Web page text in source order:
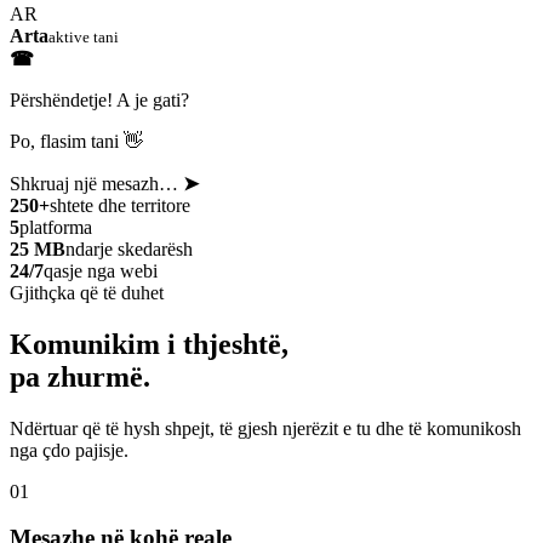
AR
Artaaktive tani
☎
Përshëndetje! A je gati?
Po, flasim tani 👋
Shkruaj një mesazh… ➤
250+shtete dhe territore
5platforma
25 MBndarje skedarësh
24/7qasje nga webi
Gjithçka që të duhet
Komunikim i thjeshtë,
pa zhurmë.
Ndërtuar që të hysh shpejt, të gjesh njerëzit e tu dhe të komunikosh
nga çdo pajisje.
01